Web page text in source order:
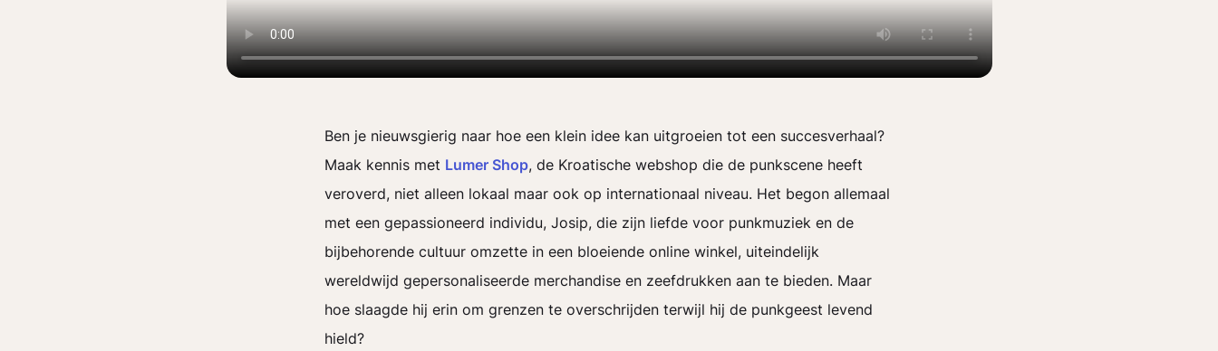
Ben je nieuwsgierig naar hoe een klein idee kan uitgroeien tot een succesverhaal?
Maak kennis met Lumer Shop, de Kroatische webshop die de punkscene heeft
veroverd, niet alleen lokaal maar ook op internationaal niveau. Het begon allemaal
met een gepassioneerd individu, Josip, die zijn liefde voor punkmuziek en de
bijbehorende cultuur omzette in een bloeiende online winkel, uiteindelijk
wereldwijd gepersonaliseerde merchandise en zeefdrukken aan te bieden. Maar
hoe slaagde hij erin om grenzen te overschrijden terwijl hij de punkgeest levend
hield?